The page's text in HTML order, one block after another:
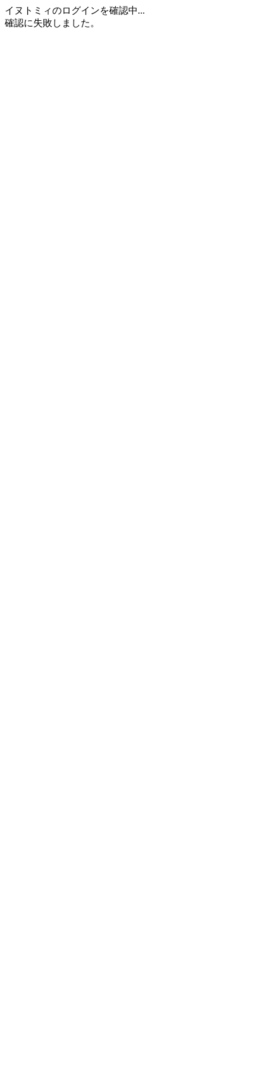
イヌトミィのログインを確認中...
確認に失敗しました。